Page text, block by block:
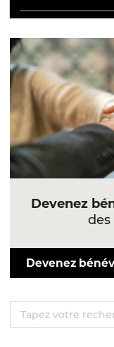
Devenez
Devenez